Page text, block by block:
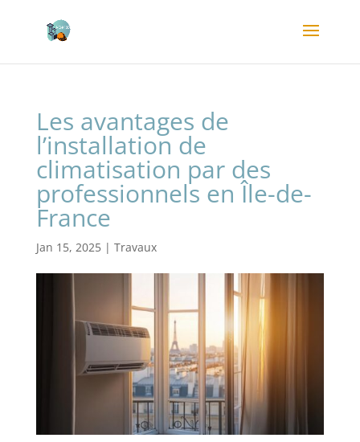
Les avantages de
l’installation de
climatisation par des
professionnels en Île-de-
France
Jan 15, 2025| Travaux